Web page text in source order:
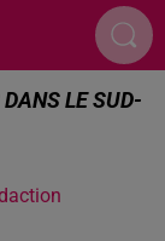
LE SUD-